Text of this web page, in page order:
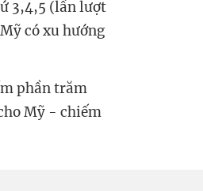
3,4,5 (lần lượt
có xu hướng
phần trăm
Mỹ - chiếm